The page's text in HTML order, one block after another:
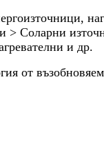
> Соларни
и др.
от